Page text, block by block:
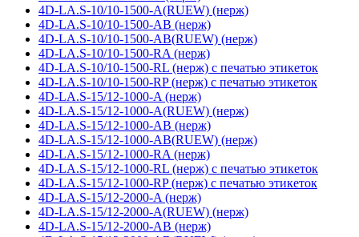
4D-LA.S-10/10-1500-A(RUEW) (нерж)
4D-LA.S-10/10-1500-AB (нерж)
4D-LA.S-10/10-1500-AB(RUEW) (нерж)
4D-LA.S-10/10-1500-RA (нерж)
4D-LA.S-10/10-1500-RL (нерж) с печатью этикеток
4D-LA.S-10/10-1500-RP (нерж) с печатью этикеток
4D-LA.S-15/12-1000-A (нерж)
4D-LA.S-15/12-1000-A(RUEW) (нерж)
4D-LA.S-15/12-1000-AB (нерж)
4D-LA.S-15/12-1000-AB(RUEW) (нерж)
4D-LA.S-15/12-1000-RA (нерж)
4D-LA.S-15/12-1000-RL (нерж) с печатью этикеток
4D-LA.S-15/12-1000-RP (нерж) с печатью этикеток
4D-LA.S-15/12-2000-A (нерж)
4D-LA.S-15/12-2000-A(RUEW) (нерж)
4D-LA.S-15/12-2000-AB (нерж)